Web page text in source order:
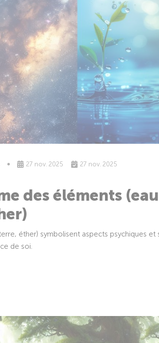
27 nov. 2025 27 nov. 2025
des éléments
éther) symbolisent aspects psychiques et
de soi.